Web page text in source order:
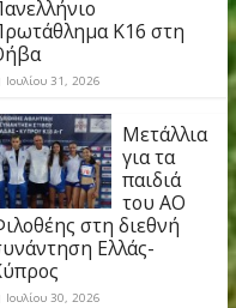
για
μας
Πανελλήνιο
Πρωτάθλημα Κ16
Θήβα
Ιουλίου 31, 2026
για